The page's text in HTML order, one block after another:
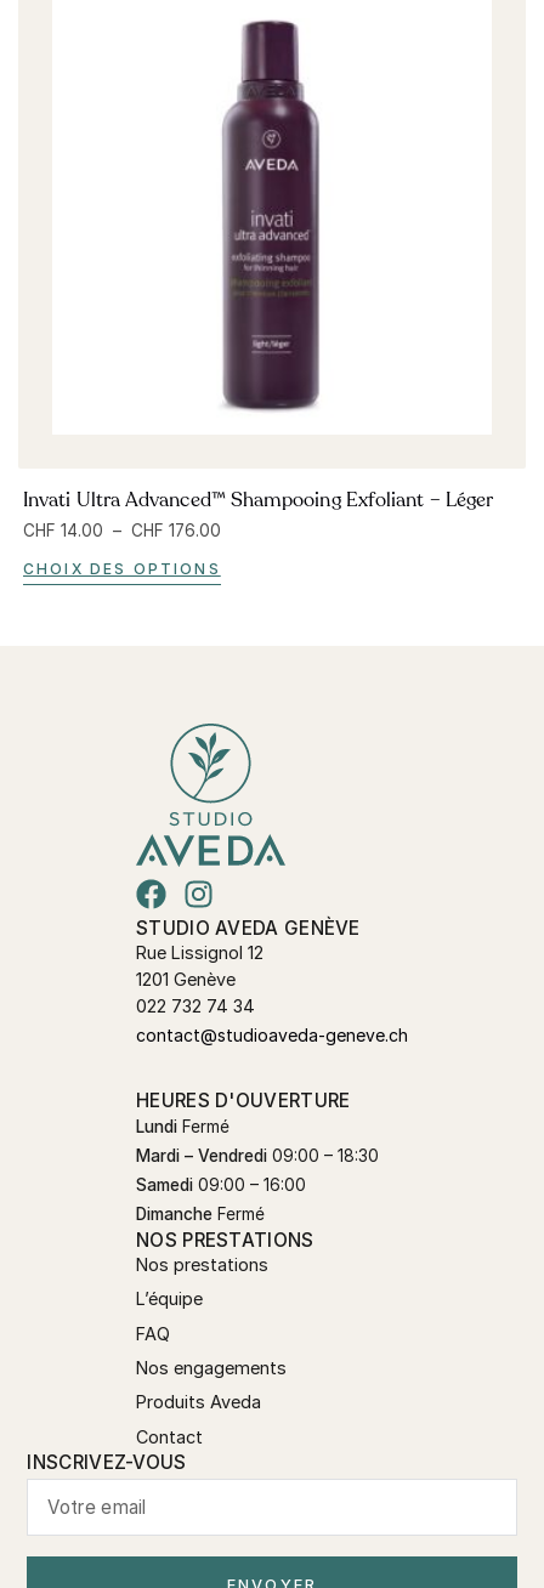
Invati Ultra Advanced™ Shampooing Exfoliant – Léger
CHF 14.00 – CHF 176.00
CHOIX DES OPTIONS
STUDIO AVEDA GENÈVE
Rue Lissignol 12
1201 Genève
022 732 74 34
contact@studioaveda-geneve.ch
HEURES D'OUVERTURE
Lundi Fermé
Mardi – Vendredi 09:00 – 18:30
Samedi 09:00 – 16:00
Dimanche Fermé
NOS PRESTATIONS
Nos prestations
L’équipe
FAQ
Nos engagements
Produits Aveda
Contact
INSCRIVEZ-VOUS